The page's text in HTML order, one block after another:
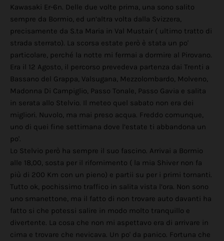
Kawasaki Er-6n. Delle due volte prima, una sono salito
sempre da Bormio, ed un’altra volta dalla Svizzera,
precisamente da S.ta Maria in Val Mustair ( ultimo tratto di
strada sterrato). La scorsa estate però è stata un po'
particolare, perché la notte mi fermai a dormire al Pirovano.
Era il 12 Agosto, il percorso prevedeva partenza dai Trenti a
Bassano del Grappa, Valsugana, Mezzolombardo, Molveno,
Madonna Di Campiglio, Passo Tonale, Passo Gavia e salita
in serata allo Stelvio. Il meteo quel sabato non era dei
migliori. Nuvolo, ma mai preso acqua. Freddo comunque,
uno di quei fine settimana dove l’estate ti abbandona un
po'.
Lo Stelvio però ha sempre il suo fascino. Arrivai a Bormio
alle 18,00, sosta per il rifornimento ( la mia Shiver non fa
più di 200 Km con un pieno) e partii su per i primi tornanti.
Tutto ok, pochissimo traffico in salita vista l’ora. Non sono
uno smanettone, ma il fatto di non trovare auto davanti ha
fatto si che potessi salire in modo molto tranquillo e
divertente. La cosa che non mi aspettavo era di arrivare in
cima e trovare che nevicava. Un po' da panico. Fortuna che